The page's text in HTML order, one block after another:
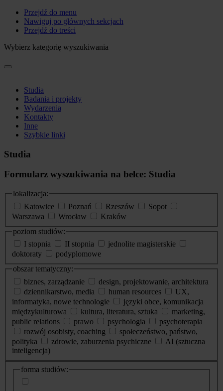
Przejdź do menu
Nawiguj po głównych sekcjach
Przejdź do treści
Wybierz kategorię wyszukiwania
Studia
Badania i projekty
Wydarzenia
Kontakty
Inne
Szybkie linki
Studia
Formularz wyszukiwania na belce: Studia
lokalizacja:
Katowice
Poznań Rzeszów
Sopot
Warszawa
Wrocław
Kraków
poziom studiów:
I stopnia
II stopnia
jednolite magisterskie
doktoraty
podyplomowe
obszar tematyczny:
biznes, zarządzanie
design, projektowanie, architektura
dziennikarstwo, media
human resources
UX,
informatyka, nowe technologie
języki obce, komunikacja
międzykulturowa
kultura, literatura, sztuka
marketing,
public relations
prawo psychologia
psychoterapia
rozwój osobisty, coaching
społeczeństwo, państwo,
polityka
zdrowie, zaburzenia psychiczne
AI (sztuczna
inteligencja)
dodatkowe
informacje
forma studiów: